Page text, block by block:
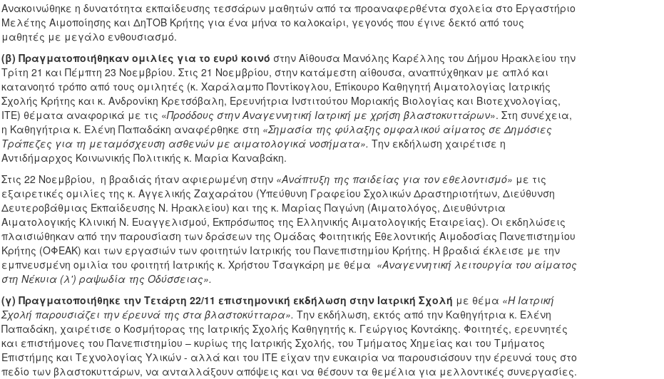
Ανακοινώθηκε η δυνατότητα εκπαίδευσης τεσσάρων μαθητών από τα προαναφερθέντα σχολεία στο Εργαστήριο
Μελέτης Αιμοποίησης και ΔηΤΟΒ Κρήτης για ένα μήνα το καλοκαίρι, γεγονός που έγινε δεκτό από τους
μαθητές με μεγάλο ενθουσιασμό.
(β) Πραγματοποιήθηκαν ομιλίες για το ευρύ κοινό στην Αίθουσα Μανόλης Καρέλλης του Δήμου Ηρακλείου την
Τρίτη 21 και Πέμπτη 23 Νοεμβρίου. Στις 21 Νοεμβρίου, στην κατάμεστη αίθουσα, αναπτύχθηκαν με απλό και
κατανοητό τρόπο από τους ομιλητές (κ. Χαράλαμπο Ποντίκογλου, Επίκουρο Καθηγητή Αιματολογίας Ιατρικής
Σχολής Κρήτης και κ. Ανδρονίκη Κρετσόβαλη, Ερευνήτρια Ινστιτούτου Μοριακής Βιολογίας και Βιοτεχνολογίας,
ΙΤΕ) θέματα αναφορικά με τις «Προόδους στην Αναγεννητική Ιατρική με χρήση βλαστοκυττάρων». Στη συνέχεια,
η Καθηγήτρια κ. Ελένη Παπαδάκη αναφέρθηκε στη «Σημασία της φύλαξης ομφαλικού αίματος σε Δημόσιες
Τράπεζες για τη μεταμόσχευση ασθενών με αιματολογικά νοσήματα». Την εκδήλωση χαιρέτισε η
Αντιδήμαρχος Κοινωνικής Πολιτικής κ. Μαρία Καναβάκη.
Στις 22 Νοεμβρίου, η βραδιάς ήταν αφιερωμένη στην «Ανάπτυξη της παιδείας για τον εθελοντισμό» με τις
εξαιρετικές ομιλίες της κ. Αγγελικής Ζαχαράτου (Υπεύθυνη Γραφείου Σχολικών Δραστηριοτήτων, Διεύθυνση
Δευτεροβάθμιας Εκπαίδευσης Ν. Ηρακλείου) και της κ. Μαρίας Παγώνη (Αιματολόγος, Διευθύντρια
Αιματολογικής Κλινική Ν. Ευαγγελισμού, Εκπρόσωπος της Ελληνικής Αιματολογικής Εταιρείας). Οι εκδηλώσεις
πλαισιώθηκαν από την παρουσίαση των δράσεων της Ομάδας Φοιτητικής Εθελοντικής Αιμοδοσίας Πανεπιστημίου
Κρήτης (ΟΦΕΑΚ) και των εργασιών των φοιτητών Ιατρικής του Πανεπιστημίου Κρήτης. Η βραδιά έκλεισε με την
εμπνευσμένη ομιλία του φοιτητή Ιατρικής κ. Χρήστου Τσαγκάρη με θέμα «Αναγεννητική λειτουργία του αίματος
στη Νέκυια (λ') ραψωδία της Οδύσσειας».
(γ) Πραγματοποιήθηκε την Τετάρτη 22/11 επιστημονική εκδήλωση στην Ιατρική Σχολή με θέμα «Η Ιατρική
Σχολή παρουσιάζει την έρευνά της στα βλαστοκύτταρα». Την εκδήλωση, εκτός από την Καθηγήτρια κ. Ελένη
Παπαδάκη, χαιρέτισε ο Κοσμήτορας της Ιατρικής Σχολής Καθηγητής κ. Γεώργιος Κοντάκης. Φοιτητές, ερευνητές
και επιστήμονες του Πανεπιστημίου – κυρίως της Ιατρικής Σχολής, του Τμήματος Χημείας και του Τμήματος
Επιστήμης και Τεχνολογίας Υλικών - αλλά και του ΙΤΕ είχαν την ευκαιρία να παρουσιάσουν την έρευνά τους στο
πεδίο των βλαστοκυττάρων, να ανταλλάξουν απόψεις και να θέσουν τα θεμέλια για μελλοντικές συνεργασίες.